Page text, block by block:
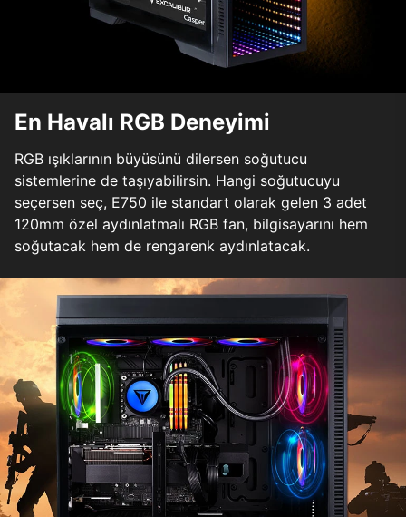
En Havalı RGB Deneyimi
RGB ışıklarının büyüsünü dilersen soğutucu
sistemlerine de taşıyabilirsin. Hangi soğutucuyu
seçersen seç, E750 ile standart olarak gelen 3 adet
120mm özel aydınlatmalı RGB fan, bilgisayarını hem
soğutacak hem de rengarenk aydınlatacak.